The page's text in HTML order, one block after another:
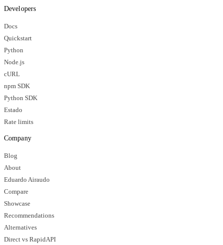
Developers
Docs
Quickstart
Python
Node.js
cURL
npm SDK
Python SDK
Estado
Rate limits
Company
Blog
About
Eduardo Airaudo
Compare
Showcase
Recommendations
Alternatives
Direct vs RapidAPI